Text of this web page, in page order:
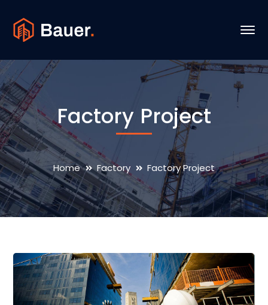
Factory Project
Home Factory Factory Project